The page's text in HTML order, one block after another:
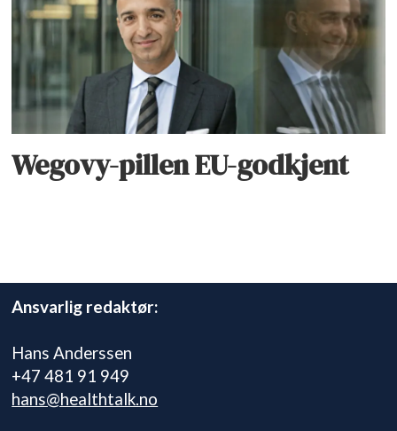
Wegovy-pillen EU-godkjent
Ansvarlig redaktør:
Hans Anderssen
+47 481 91 949
hans@healthtalk.no